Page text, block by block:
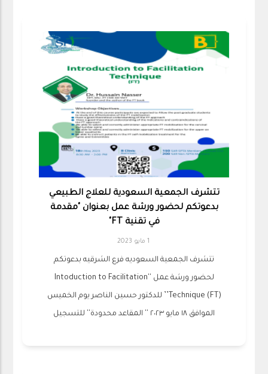
تتشرف الجمعية السعودية للعلاج الطبيعي
بدعوتكم لحضور ورشة عمل بعنوان "مقدمة
في تقنية FT"
1 مايو 2023
تتشرف الجمعية السعوديه فرع الشرقيه بدعوتكم
لحضور ورشة عمل ‏''Intoduction to Facilitation
Technique (FT)’’ ‏للدكتور حسين الناصر يوم الخميس
الموافق ١٨ مايو ٢٠٢٣ ‏'' المقاعد محدودة'' للتسجيل